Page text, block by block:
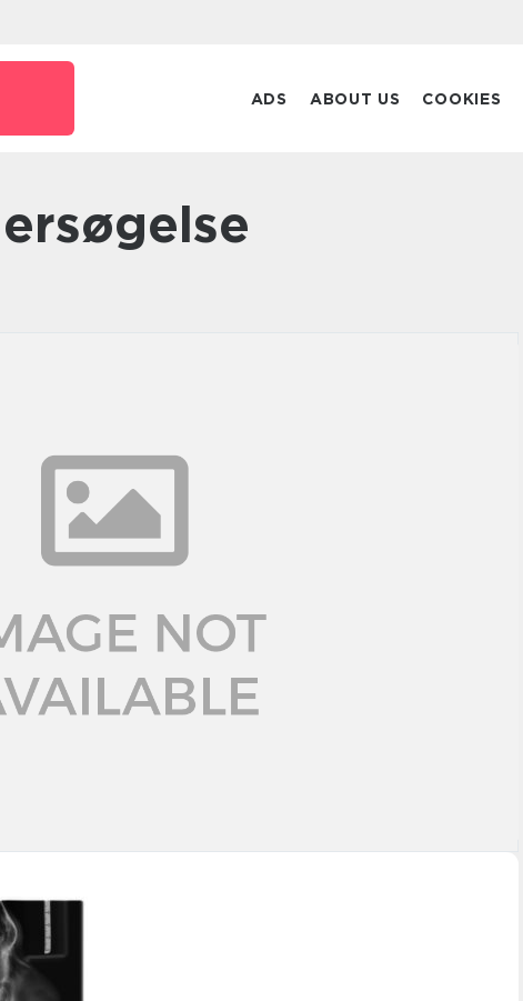
ADS ABOUT US COOKIES